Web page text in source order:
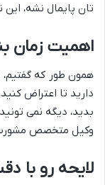
تان پایمال نشه،
اهمیت زمان بندی: قدر
دارید تا اعتراض
بدید، دیگه نمی
وکیل متخصص
لایحه رو با